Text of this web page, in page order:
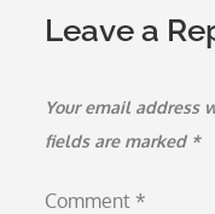
Leave a
Your email address
fields are marked *
Comment *